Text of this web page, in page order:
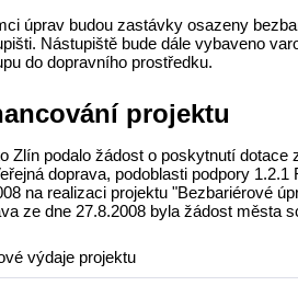
úprav budou zastávky osazeny
Nástupiště bude dále vybaveno
do dopravního prostředku.
projektu
Zlín podalo žádost o poskytnutí
doprava, podoblasti podpory
na realizaci projektu "Bezbariérové
ze dne 27.8.2008 byla žádost města
výdaje projektu